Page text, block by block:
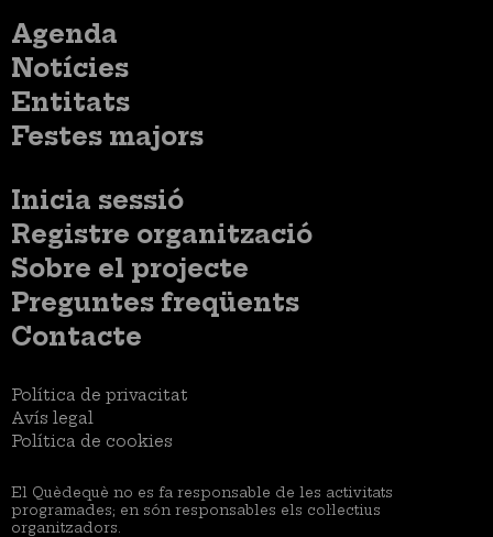
Menú
principal
Agenda
Notícies
Entitats
Festes majors
Menú
del
compte
d'usuari
Inicia sessió
Menú
usuari
no
loggat
Registre organització
Menú
Peu
Sobre el projecte
Preguntes freqüents
Contacte
Menú
Legal
Política de privacitat
Avís legal
Política de cookies
El Quèdequè no es fa responsable de les activitats
programades; en són responsables els col·lectius
organitzadors.